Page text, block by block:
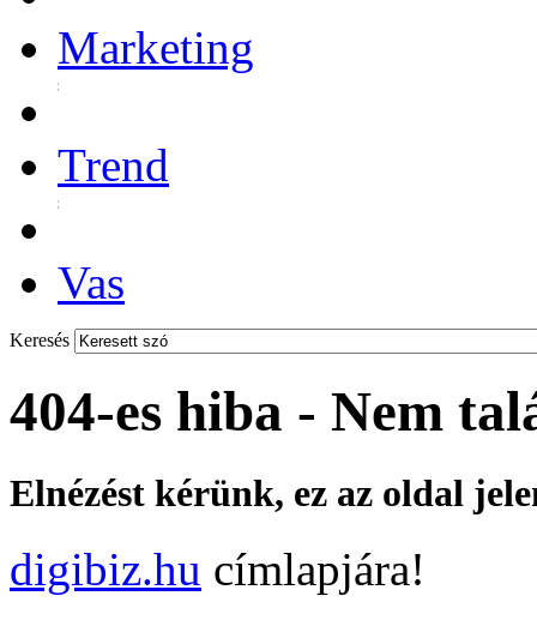
Marketing
Trend
Vas
Keresés
404-es hiba - Nem
Elnézést kérünk, ez az oldal
digibiz.hu címlapjára!